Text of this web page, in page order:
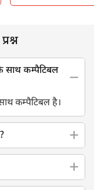
साथ कम्पैटिबल
कम्पैटिबल है।